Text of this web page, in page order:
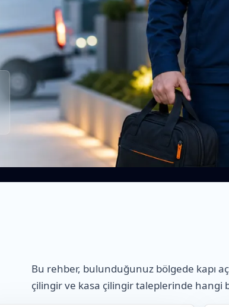
Bu rehber, bulunduğunuz bölgede kapı
çilingir ve kasa çilingir taleplerinde hangi